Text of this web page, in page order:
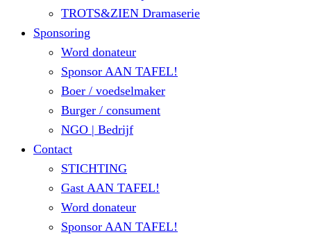
TROTS&ZIEN Dramaserie
Sponsoring
Word donateur
Sponsor AAN TAFEL!
Boer / voedselmaker
Burger / consument
NGO | Bedrijf
Contact
STICHTING
Gast AAN TAFEL!
Word donateur
Sponsor AAN TAFEL!